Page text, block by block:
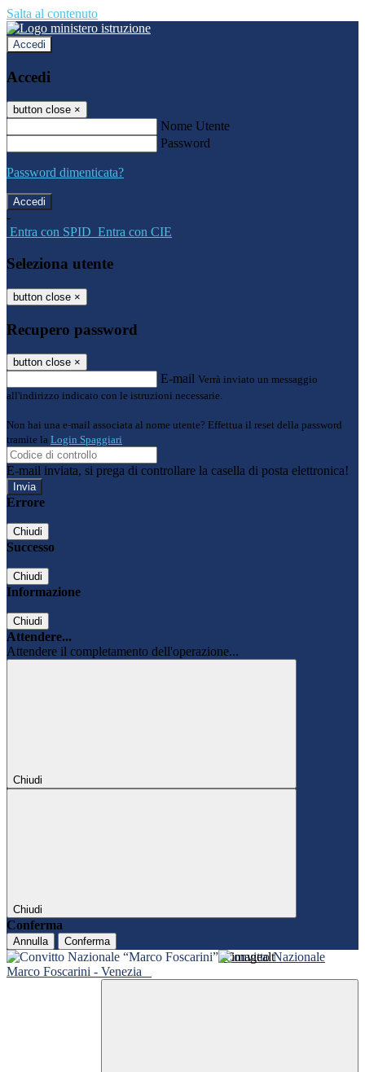
Salta al contenuto
Accedi
Accedi
button close ×
Nome Utente
Password
Password dimenticata?
-
Entra con SPID Entra con CIE
Seleziona utente
button close ×
Recupero password
button close ×
E-mail Verrà inviato un messaggio
all'indirizzo indicato con le istruzioni necessarie.
Non hai una e-mail associata al nome utente? Effettua il reset della password
tramite la Login Spaggiari
E-mail inviata, si prega di controllare la casella di posta elettronica!
Errore
Chiudi
Successo
Chiudi
Informazione
Chiudi
Attendere...
Attendere il completamento dell'operazione...
Chiudi
Chiudi
Conferma
Annulla Conferma
Convitto Nazionale
Marco Foscarini - Venezia